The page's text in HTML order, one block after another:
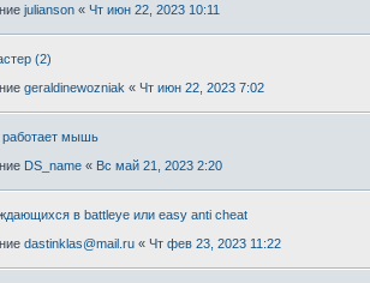
julianson « Чт июн 22, 2023 10:11
(2)
geraldinewozniak « Чт июн 22, 2023 7:02
работает мышь
DS_name « Вс май 21, 2023 2:20
в battleye или easy anti cheat
dastinklas@mail.ru « Чт фев 23, 2023 11:22